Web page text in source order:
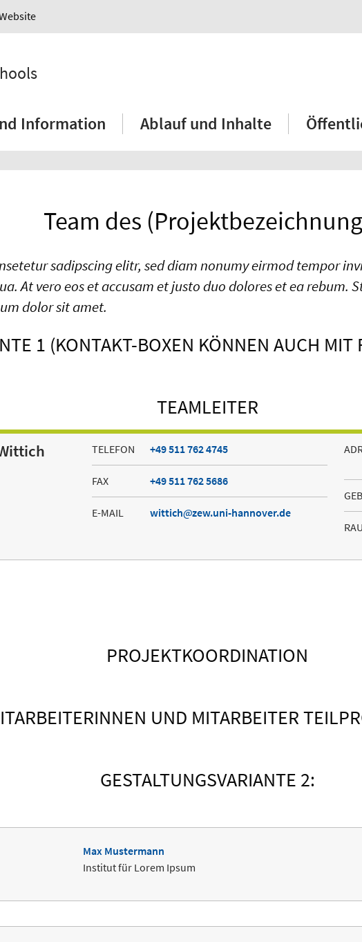
Information Ablauf und Inhalte
Team des
sadipscing elitr, sed diam nonumy eirmod tempor
At vero eos et accusam et justo duo dolores et ea rebum.
dolor sit amet.
1 (KONTAKT-BOXEN KÖNNEN AUCH MIT
TEAMLEITER
TELEFON +49 511 762 4745
FAX +49 511 762 5686
E-MAIL wittich zew.uni-hannover.de
PROJEKTKOORDINATION
UND MITARBEITER
GESTALTUNGSVARIANTE 2:
Max Mustermann
Institut für Lorem Ipsum